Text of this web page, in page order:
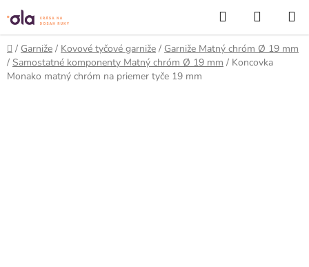
Prejsť
na
obsah
Hľadať
KOŠÍK
Domov
/ Garniže / Kovové tyčové garniže / Garniže Matný chróm Ø 19 mm
/ Samostatné komponenty Matný chróm Ø 19 mm / Koncovka
Monako matný chróm na priemer tyče 19 mm